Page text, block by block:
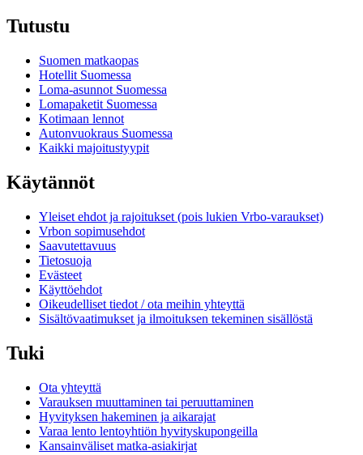
Tutustu
Suomen matkaopas
Hotellit Suomessa
Loma-asunnot Suomessa
Lomapaketit Suomessa
Kotimaan lennot
Autonvuokraus Suomessa
Kaikki majoitustyypit
Käytännöt
Yleiset ehdot ja rajoitukset (pois lukien Vrbo-varaukset)
Vrbon sopimusehdot
Saavutettavuus
Tietosuoja
Evästeet
Käyttöehdot
Oikeudelliset tiedot / ota meihin yhteyttä
Sisältövaatimukset ja ilmoituksen tekeminen sisällöstä
Tuki
Ota yhteyttä
Varauksen muuttaminen tai peruuttaminen
Hyvityksen hakeminen ja aikarajat
Varaa lento lentoyhtiön hyvityskupongeilla
Kansainväliset matka-asiakirjat